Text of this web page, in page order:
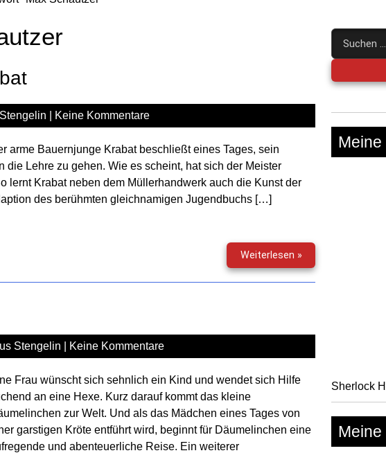
Keine Kommentare
arme Bauernjunge Krabat beschließt eines Tages, sein
Lehre zu gehen. Wie es scheint, hat sich der Meister
lernt Krabat neben dem Müllerhandwerk auch die Kunst der
des berühmten gleichnamigen Jugendbuchs […]
Weiterlesen »Gruselkabinett
(156)
–
Stengelin Keine Kommentare
Frau wünscht sich sehnlich ein Kind und wendet sich Hilfe
an eine Hexe. Kurz darauf kommt das kleine
zur Welt. Und als das Mädchen eines Tages von
garstigen Kröte entführt wird, beginnt für Däumelinchen eine
und abenteuerliche Reise. Ein weiterer
Suchen
nach:
Sherlock